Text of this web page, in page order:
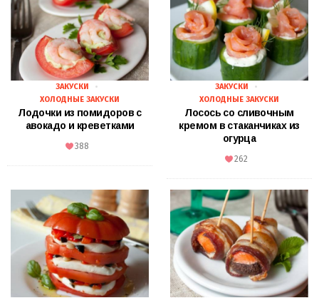
ЗАКУСКИ
ХОЛОДНЫЕ ЗАКУСКИ
Лодочки из помидоров с
авокадо и креветками
388
ЗАКУСКИ
ХОЛОДНЫЕ ЗАКУСКИ
Лосось со сливочным
кремом в стаканчиках из
огурца
262